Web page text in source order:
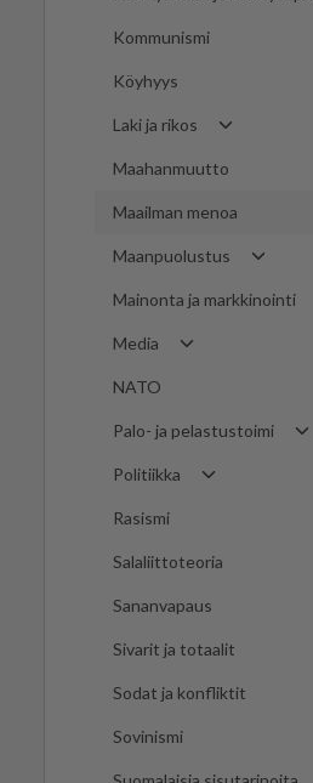
Kommunismi
Köyhyys
Laki ja rikos
Maahanmuutto
Maailman menoa
Maanpuolustus
Mainonta ja markkinointi
Media
NATO
Palo- ja pelastustoimi
Politiikka
Rasismi
Salaliittoteoria
Sananvapaus
Sivarit ja totaalit
Sodat ja konfliktit
Sovinismi